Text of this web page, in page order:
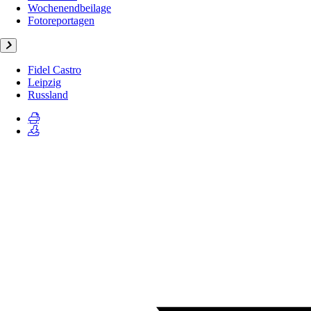
Wochenendbeilage
Fotoreportagen
Fidel Castro
Leipzig
Russland